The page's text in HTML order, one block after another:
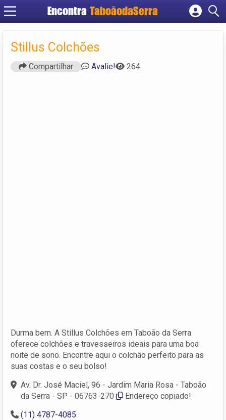
Encontra TaboãodaSerra
Cadastrar empresa
Stillus Colchões
Compartilhar Avalie! 264
Durma bem. A Stillus Colchões em Taboão da Serra
oferece colchões e travesseiros ideais para uma boa
noite de sono. Encontre aqui o colchão perfeito para as
suas costas e o seu bolso!
Av. Dr. José Maciel, 96 - Jardim Maria Rosa - Taboão
da Serra - SP - 06763-270
Endereço copiado!
(11) 4787-4085